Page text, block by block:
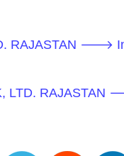
RAJASTAN 🡒
LTD.